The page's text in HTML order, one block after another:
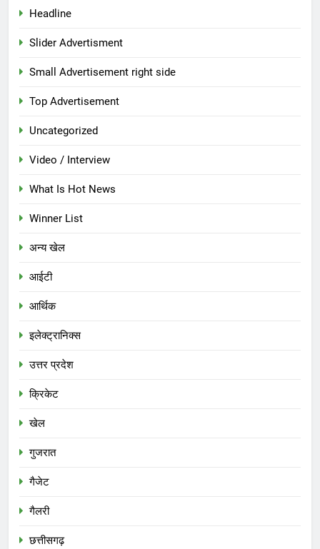
Headline
Slider Advertisment
Small Advertisement right side
Top Advertisement
Uncategorized
Video / Interview
What Is Hot News
Winner List
अन्य खेल
आईटी
आर्थिक
इलेक्ट्रानिक्स
उत्तर प्रदेश
क्रिकेट
खेल
गुजरात
गैजेट
गैलरी
छत्तीसगढ़